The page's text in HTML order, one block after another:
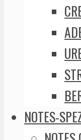
NOTES-